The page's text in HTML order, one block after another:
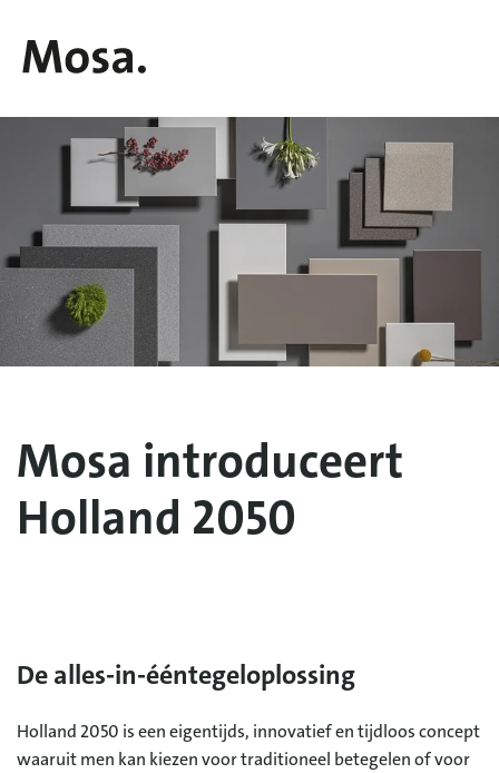
Mosa introduceert
Holland 2050
De alles-in-ééntegeloplossing
Holland 2050 is een eigentijds, innovatief en tijdloos concept
waaruit men kan kiezen voor traditioneel betegelen of voor